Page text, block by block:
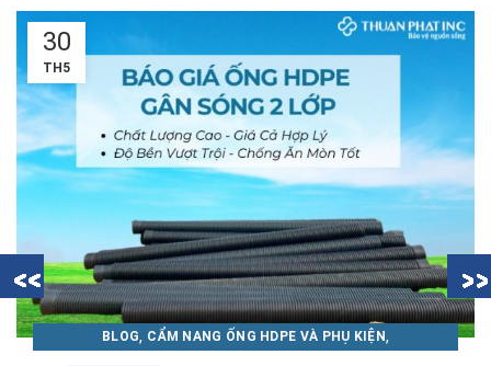
VÀ PHỤ KIỆN,
TH5
BLOG,CẨM NANG ỐNG NHỰA